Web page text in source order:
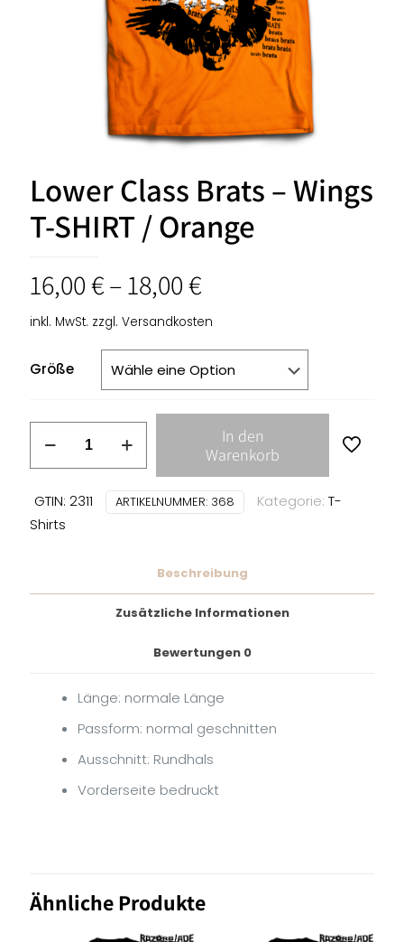
Lower Class Brats – Wings
T-SHIRT / Orange
16,00€–18,00€
inkl. MwSt. zzgl. Versandkosten
Größe
Class
Brats
-
Wings
In den
Warenkorb
GTIN: 2311 ARTIKELNUMMER: 368 Kategorie: T-
Shirts
Beschreibung
Zusätzliche Informationen
Bewertungen 0
Länge: normale Länge
Passform: normal geschnitten
Ausschnitt: Rundhals
Vorderseite bedruckt
Ähnliche Produkte